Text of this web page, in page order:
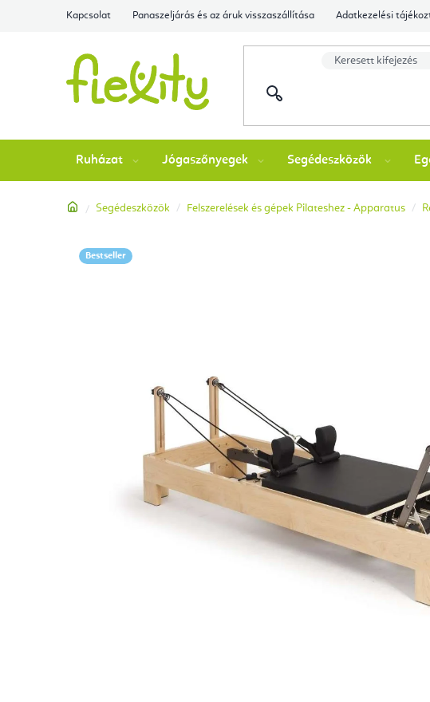
Kapcsolat Panaszeljárás és az áruk visszaszállítása Adatkezelési
Ruházat Jógaszőnyegek Segédeszközök
Kezdőlap
Segédeszközök Felszerelések és gépek Pilateshez - Apparatus
Bestseller